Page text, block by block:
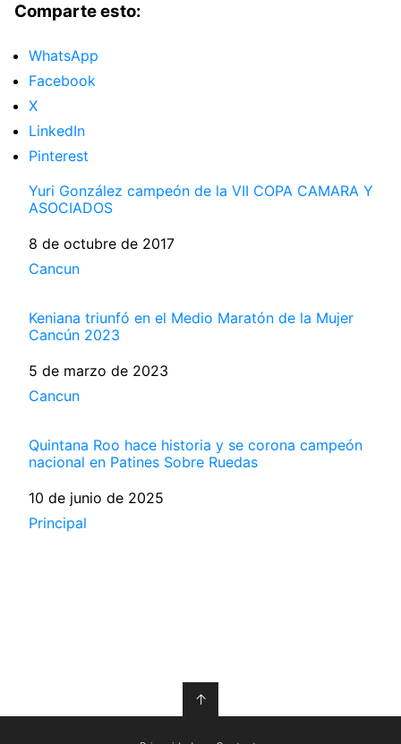
Comparte esto:
WhatsApp
Facebook
X
LinkedIn
Pinterest
Yuri González campeón de la VII COPA CAMARA Y
ASOCIADOS
Fecha
8 de octubre de 2017
Respecto a
Cancun
Keniana triunfó en el Medio Maratón de la Mujer
Cancún 2023
Fecha
5 de marzo de 2023
Respecto a
Cancun
Quintana Roo hace historia y se corona campeón
nacional en Patines Sobre Ruedas
Fecha
10 de junio de 2025
Respecto a
Principal
↑